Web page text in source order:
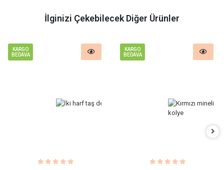
İlginizi Çekebilecek Diğer Ürünler
KARGO
BEDAVA
KARGO
BEDAVA